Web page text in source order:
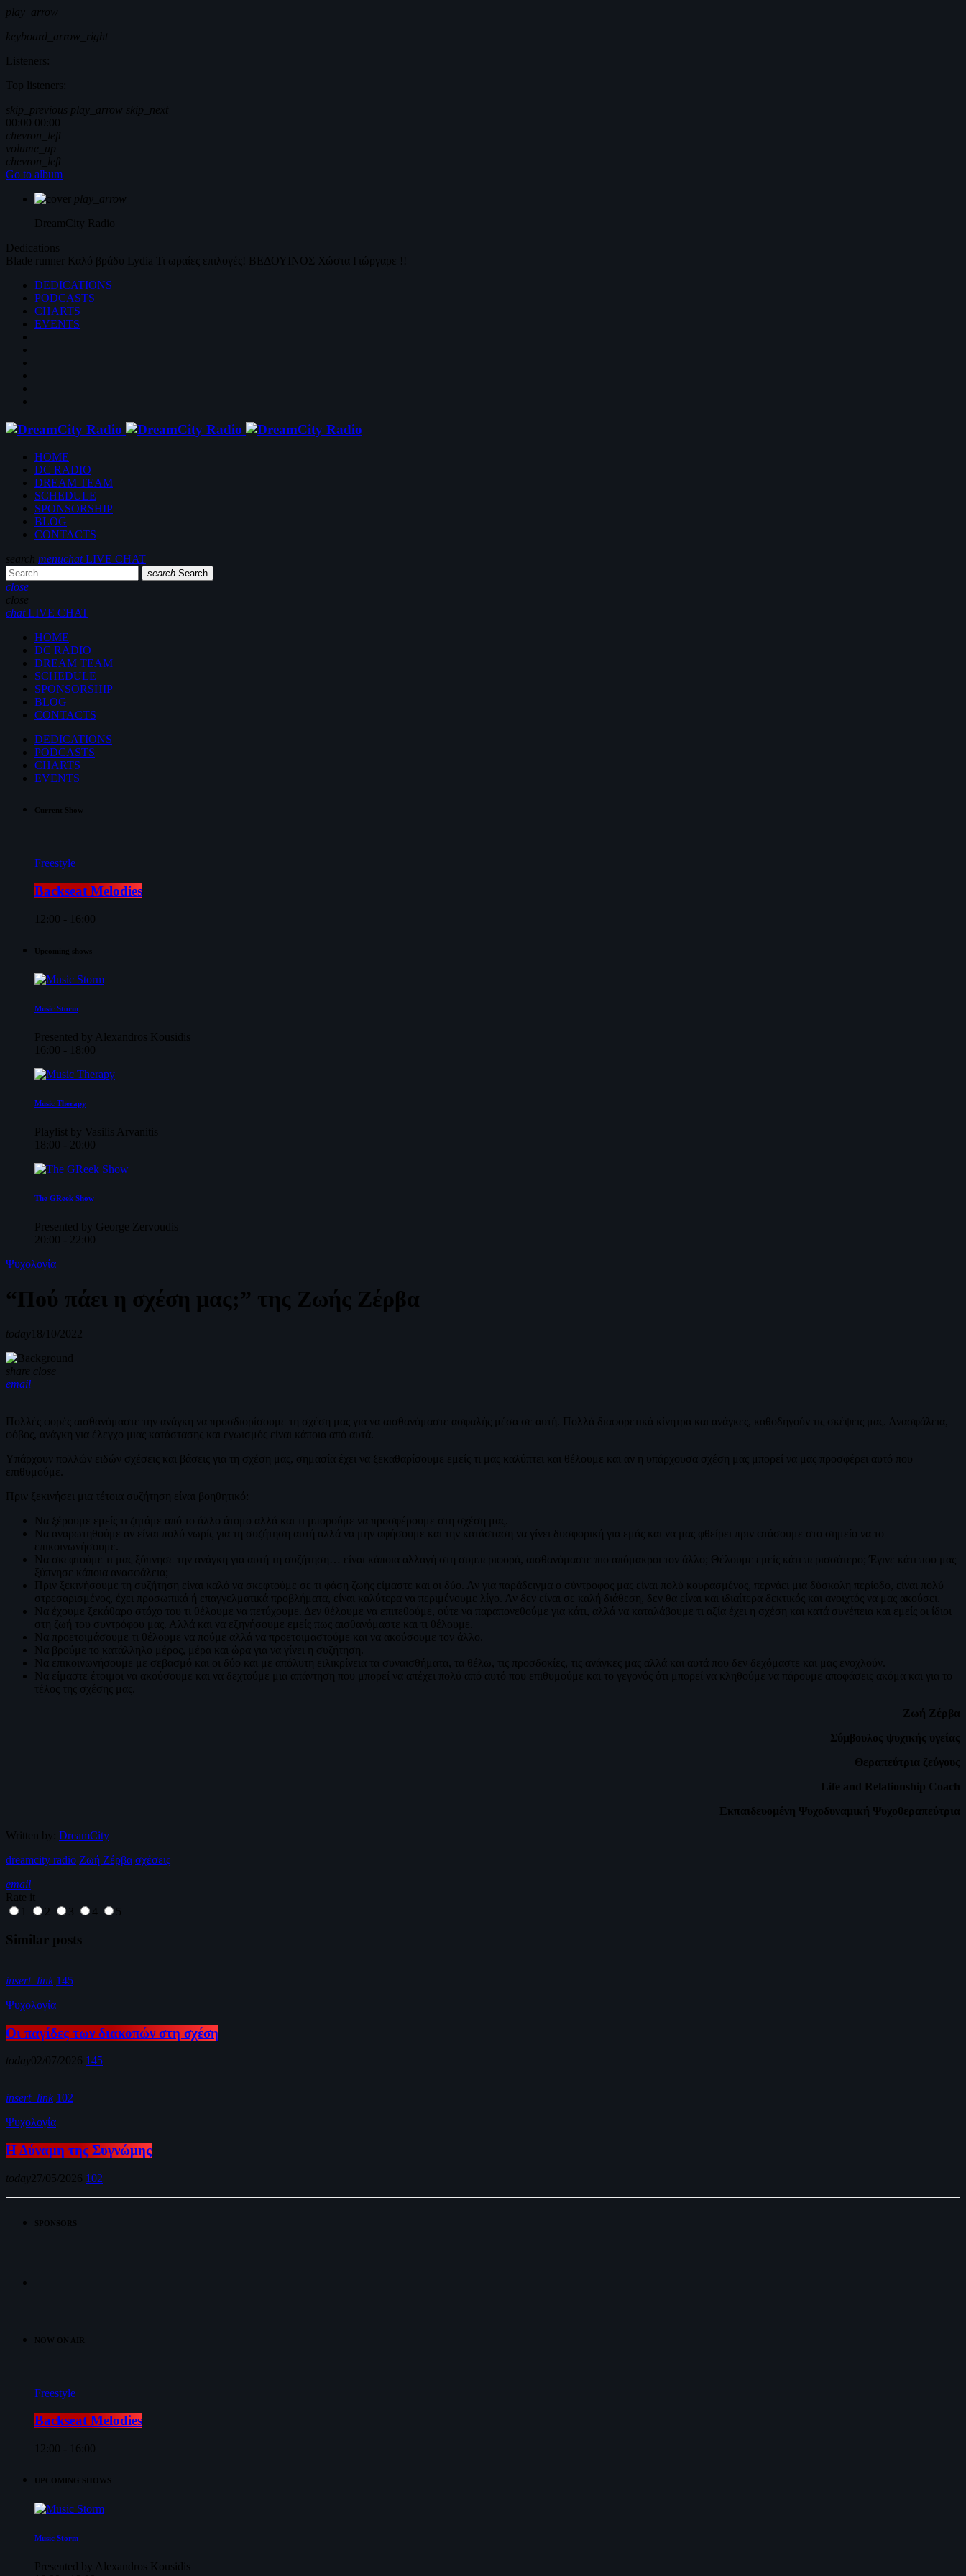
play_arrow
keyboard_arrow_right
Listeners:
Top listeners:
skip_previous play_arrow skip_next
00:00 00:00
chevron_left
volume_up
chevron_left
Go to album
play_arrow
DreamCity Radio
Dedications
Blade runner Καλό βράδυ Lydia Τι ωραίες επιλογές! ΒΕΔΟΥΙΝΟΣ Χώστα Γιώργαρε !!
DEDICATIONS
PODCASTS
CHARTS
EVENTS
HOME
DC RADIO
DREAM TEAM
SCHEDULE
SPONSORSHIP
BLOG
CONTACTS
search menuchatLIVE CHAT
search Search
close
close
chatLIVE CHAT
HOME
DC RADIO
DREAM TEAM
SCHEDULE
SPONSORSHIP
BLOG
CONTACTS
DEDICATIONS
PODCASTS
CHARTS
EVENTS
Current Show
Freestyle
Backseat Melodies
12:00 - 16:00
Upcoming shows
Music Storm
Presented by Alexandros Kousidis
16:00 - 18:00
Music Therapy
Playlist by Vasilis Arvanitis
18:00 - 20:00
The GReek Show
Presented by George Zervoudis
20:00 - 22:00
Ψυχολογία
“Πού πάει η σχέση μας;” της Ζωής Ζέρβα
today 18/10/2022
share close
email
Πολλές φορές αισθανόμαστε την ανάγκη να προσδιορίσουμε τη σχέση μας για να αισθανόμαστε ασφαλής μέσα σε αυτή. Πολλά διαφορετικά κίνητρα και ανάγκες, καθοδηγούν τις σκέψεις μας. Ανασφάλεια,
φόβος, ανάγκη για έλεγχο μιας κατάστασης και εγωισμός είναι κάποια από αυτά.
Υπάρχουν πολλών ειδών σχέσεις και βάσεις για τη σχέση μας, σημασία έχει να ξεκαθαρίσουμε εμείς τι μας καλύπτει και θέλουμε και αν η υπάρχουσα σχέση μας μπορεί να μας προσφέρει αυτό που
επιθυμούμε.
Πριν ξεκινήσει μια τέτοια συζήτηση είναι βοηθητικό:
Να ξέρουμε εμείς τι ζητάμε από το άλλο άτομο αλλά και τι μπορούμε να προσφέρουμε στη σχέση μας.
Να αναρωτηθούμε αν είναι πολύ νωρίς για τη συζήτηση αυτή αλλά να μην αφήσουμε και την κατάσταση να γίνει δυσφορική για εμάς και να μας φθείρει πριν φτάσουμε στο σημείο να το
επικοινωνήσουμε.
Να σκεφτούμε τι μας ξύπνησε την ανάγκη για αυτή τη συζήτηση… είναι κάποια αλλαγή στη συμπεριφορά, αισθανόμαστε πιο απόμακροι τον άλλο; Θέλουμε εμείς κάτι περισσότερο; Έγινε κάτι που μας
ξύπνησε κάποια ανασφάλεια;
Πριν ξεκινήσουμε τη συζήτηση είναι καλό να σκεφτούμε σε τι φάση ζωής είμαστε και οι δύο. Αν για παράδειγμα ο σύντροφος μας είναι πολύ κουρασμένος, περνάει μια δύσκολη περίοδο, είναι πολύ
στρεσαρισμένος, έχει προσωπικά ή επαγγελματικά προβλήματα, είναι καλύτερα να περιμένουμε λίγο. Αν δεν είναι σε καλή διάθεση, δεν θα είναι και ιδιαίτερα δεκτικός και ανοιχτός να μας ακούσει.
Να έχουμε ξεκάθαρο στόχο του τι θέλουμε να πετύχουμε. Δεν θέλουμε να επιτεθούμε, ούτε να παραπονεθούμε για κάτι, αλλά να καταλάβουμε τι αξία έχει η σχέση και κατά συνέπεια και εμείς οι ίδιοι
στη ζωή του συντρόφου μας. Αλλά και να εξηγήσουμε εμείς πως αισθανόμαστε και τι θέλουμε.
Να προετοιμάσουμε τι θέλουμε να πούμε αλλά να προετοιμαστούμε και να ακούσουμε τον άλλο.
Να βρούμε το κατάλληλο μέρος, μέρα και ώρα για να γίνει η συζήτηση.
Να επικοινωνήσουμε με σεβασμό και οι δύο και με απόλυτη ειλικρίνεια τα συναισθήματα, τα θέλω, τις προσδοκίες, τις ανάγκες μας αλλά και αυτά που δεν δεχόμαστε και μας ενοχλούν.
Να είμαστε έτοιμοι να ακούσουμε και να δεχτούμε μια απάντηση που μπορεί να απέχει πολύ από αυτό που επιθυμούμε και το γεγονός ότι μπορεί να κληθούμε να πάρουμε αποφάσεις ακόμα και για το
τέλος της σχέσης μας.
Ζωή Ζέρβα
Σύμβουλος ψυχικής υγείας
Θεραπεύτρια ζεύγους
Life and Relationship Coach
Εκπαιδευομένη Ψυχοδυναμική Ψυχοθεραπεύτρια
Written by: DreamCity
dreamcity radio Ζωή Ζέρβα σχέσεις
email
Rate it
1
2 3 4 5
Similar posts
insert_link 145
Ψυχολογία
Οι παγίδες των διακοπών στη σχέση
today02/07/2026 145
insert_link 102
Ψυχολογία
Η Δύναμη της Συγνώμης
today 27/05/2026 102
SPONSORS
NOW ON AIR
Freestyle
Backseat Melodies
12:00 - 16:00
UPCOMING SHOWS
Music Storm
Presented by Alexandros Kousidis